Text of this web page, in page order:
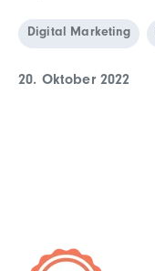
Digital Marketing
20. Oktober 2022